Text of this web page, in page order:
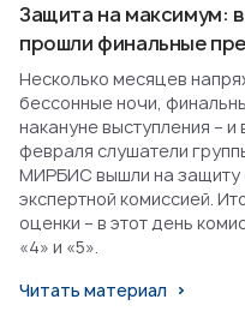
Защита на максимум:
прошли финальные
Несколько месяцев
бессонные ночи,
накануне выступления – и
февраля слушатели
МИРБИС вышли на защиту
экспертной комиссией.
оценки – в этот день
«4» и «5».
Читать материал